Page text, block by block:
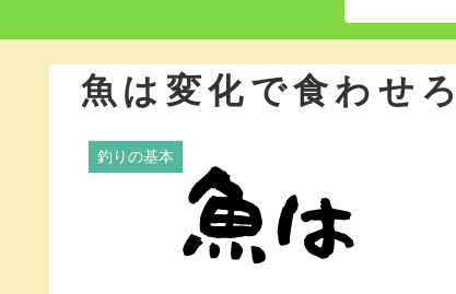
魚は変化で食わせろ
釣りの基本